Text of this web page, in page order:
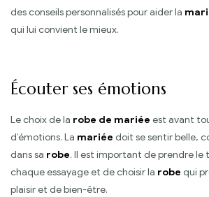
des conseils personnalisés pour aider la
qui lui convient le mieux.
Écouter ses émotions
Le choix de la robe de mariée est avant
d’émotions. La mariée doit se sentir belle,
dans sa robe. Il est important de prendre le
chaque essayage et de choisir la robe qui
plaisir et de bien-être.